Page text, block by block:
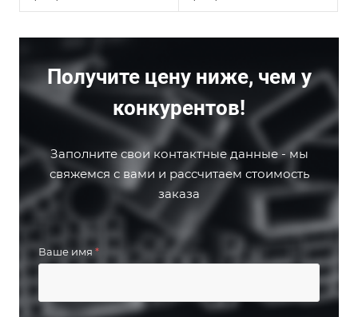
Получите цену ниже, чем у
конкурентов!
Заполните свои контактные данные - мы
свяжемся с вами и рассчитаем стоимость
заказа
Ваше имя *